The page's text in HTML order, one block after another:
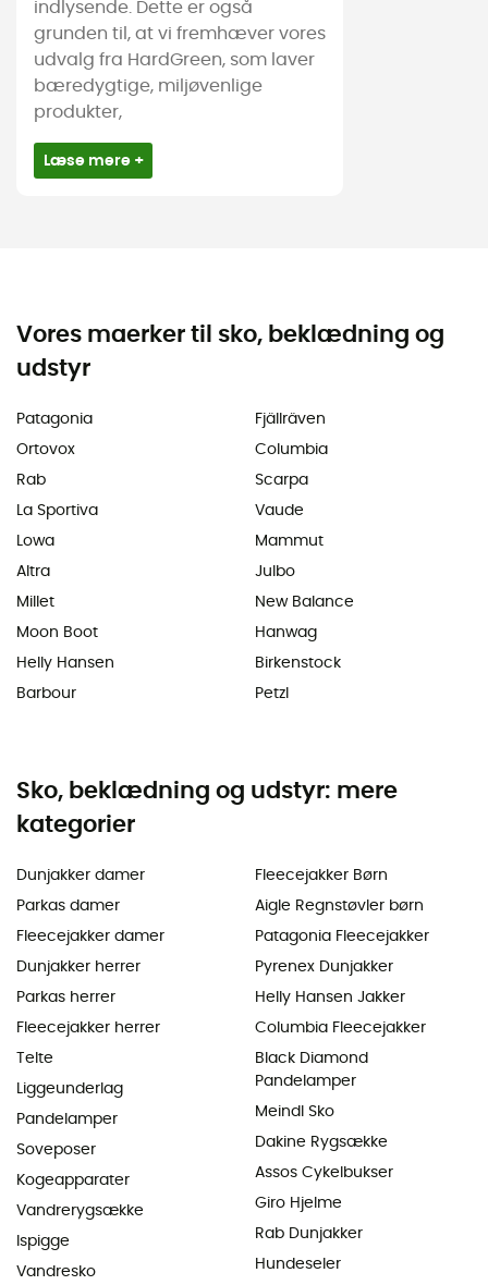
indlysende. Dette er også
grunden til, at vi fremhæver vores
udvalg fra HardGreen, som laver
bæredygtige, miljøvenlige
produkter,
Læse mere +
Vores maerker til sko, beklædning og
udstyr
Patagonia
Ortovox
Rab
La Sportiva
Lowa
Altra
Millet
Moon Boot
Helly Hansen
Barbour
Fjällräven
Columbia
Scarpa
Vaude
Mammut
Julbo
New Balance
Hanwag
Birkenstock
Petzl
Sko, beklædning og udstyr: mere
kategorier
Dunjakker damer
Parkas damer
Fleecejakker damer
Dunjakker herrer
Parkas herrer
Fleecejakker herrer
Telte
Liggeunderlag
Pandelamper
Soveposer
Kogeapparater
Vandrerygsække
Ispigge
Vandresko
Fleecejakker Børn
Aigle Regnstøvler børn
Patagonia Fleecejakker
Pyrenex Dunjakker
Helly Hansen Jakker
Columbia Fleecejakker
Black Diamond
Pandelamper
Meindl Sko
Dakine Rygsække
Assos Cykelbukser
Giro Hjelme
Rab Dunjakker
Hundeseler